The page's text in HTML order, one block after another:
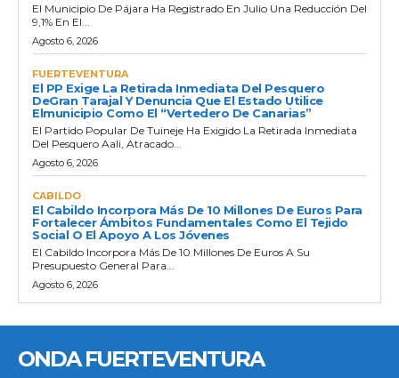
El Municipio De Pájara Ha Registrado En Julio Una Reducción Del
9,1% En El...
Agosto 6, 2026
FUERTEVENTURA
El PP Exige La Retirada Inmediata Del Pesquero
DeGran Tarajal Y Denuncia Que El Estado Utilice
Elmunicipio Como El “vertedero De Canarias”
El Partido Popular De Tuineje Ha Exigido La Retirada Inmediata
Del Pesquero Aali, Atracado...
Agosto 6, 2026
CABILDO
El Cabildo Incorpora Más De 10 Millones De Euros Para
Fortalecer Ámbitos Fundamentales Como El Tejido
Social O El Apoyo A Los Jóvenes
El Cabildo Incorpora Más De 10 Millones De Euros A Su
Presupuesto General Para...
Agosto 6, 2026
ONDA FUERTEVENTURA